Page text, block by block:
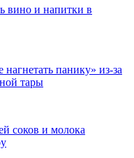
вино и напитки в
панику» из-за
тары
соков и молока